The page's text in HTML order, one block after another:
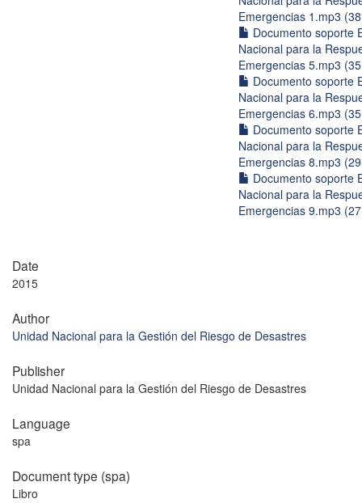
Emergencias 1.mp3
Documento soporte
Nacional para la
Emergencias 5.mp3
Documento soporte
Nacional para la
Emergencias 6.mp3
Documento soporte
Nacional para la
Emergencias 8.mp3
Documento soporte
Nacional para la
Emergencias 9.mp3
Date
2015
Author
Unidad Nacional para la Gestión del Riesgo de Desastres
Publisher
Unidad Nacional para la Gestión del Riesgo de Desastres
Language
spa
Document type (spa)
Libro